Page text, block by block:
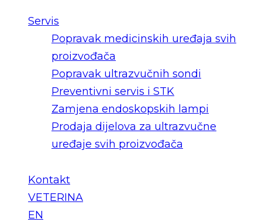
Servis
Popravak medicinskih uređaja svih
proizvođača
Popravak ultrazvučnih sondi
Preventivni servis i STK
Zamjena endoskopskih lampi
Prodaja dijelova za ultrazvučne
uređaje svih proizvođača
Kontakt
VETERINA
EN